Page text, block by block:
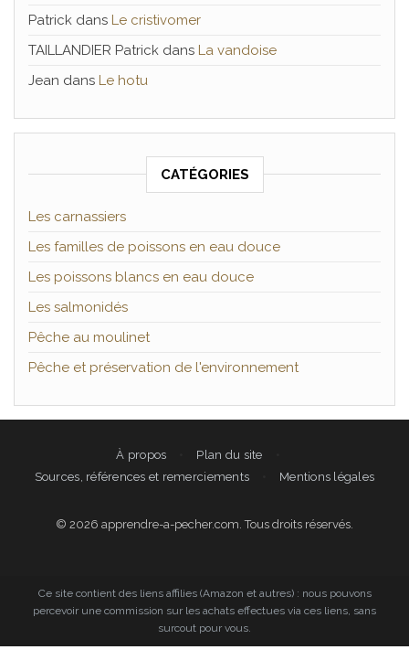
Patrick dans Le cristivomer
TAILLANDIER Patrick dans La vandoise
Jean dans Le hotu
CATÉGORIES
Les carnassiers
Les familles de poissons en eau douce
Les poissons blancs en eau douce
Les salmonidés
Pêche au moulinet
Pêche et préservation de l'environnement
À propos
Plan du site
Sources, références et remerciements
Mentions légales
© 2026 apprendre-a-pecher.com. Tous droits réservés.
Ce site contient des liens affilies (Amazon et autres) : nous pouvons
percevoir une commission sur les achats effectues via ces liens, sans
surcout pour vous.